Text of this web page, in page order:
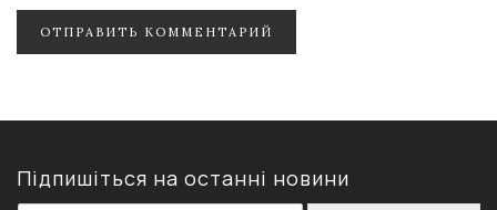
ОТПРАВИТЬ КОММЕНТАРИЙ
Підпишіться на останні новини